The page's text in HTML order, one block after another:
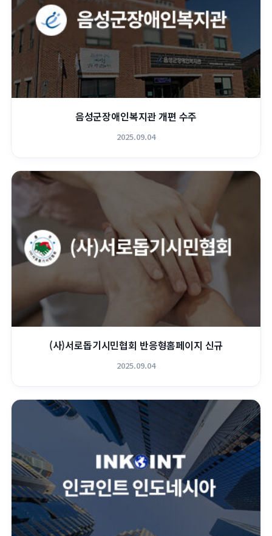
음성군장애인복지관 개편 수주
2025.09.04
(사)서로돕기시민협회 반응형홈페이지 신규
2025.09.04